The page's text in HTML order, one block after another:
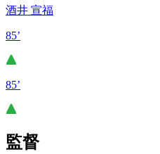
酒井 宣福
85’
85’
監督